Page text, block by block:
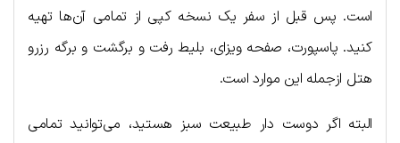
است. پس قبل از سفر یک نسخه کپی از تمامی آن‌ها تهیه
کنید. پاسپورت، صفحه ویزای، بلیط رفت و برگشت و برگه رزرو
هتل ازجمله این موارد است.
البته اگر دوست دار طبیعت سبز هستید، می‌توانید تمامی